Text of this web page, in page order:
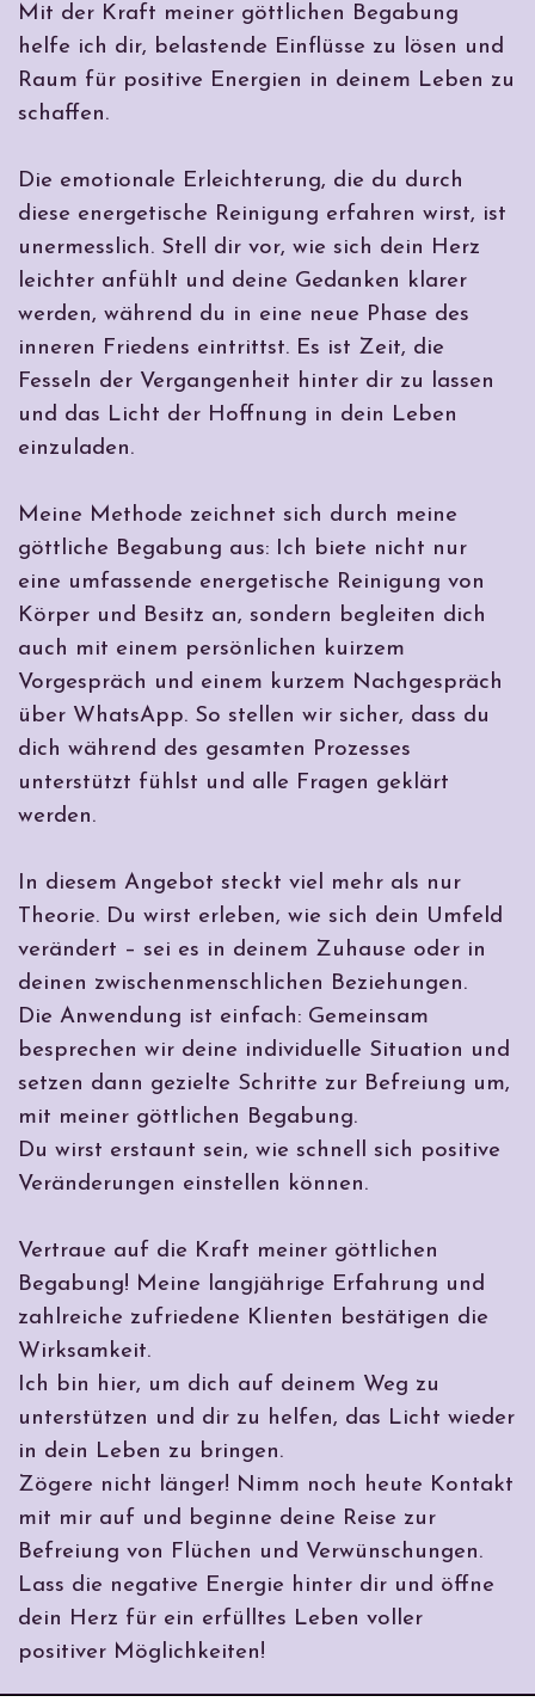
Mit der Kraft meiner göttlichen Begabung
helfe ich dir, belastende Einflüsse zu lösen und
Raum für positive Energien in deinem Leben zu
schaffen.
Die emotionale Erleichterung, die du durch
diese energetische Reinigung erfahren wirst, ist
unermesslich. Stell dir vor, wie sich dein Herz
leichter anfühlt und deine Gedanken klarer
werden, während du in eine neue Phase des
inneren Friedens eintrittst. Es ist Zeit, die
Fesseln der Vergangenheit hinter dir zu lassen
und das Licht der Hoffnung in dein Leben
einzuladen.
Meine Methode zeichnet sich durch meine
göttliche Begabung aus: Ich biete nicht nur
eine umfassende energetische Reinigung von
Körper und Besitz an, sondern begleiten dich
auch mit einem persönlichen kuirzem
Vorgespräch und einem kurzem Nachgespräch
über WhatsApp. So stellen wir sicher, dass du
dich während des gesamten Prozesses
unterstützt fühlst und alle Fragen geklärt
werden.
In diesem Angebot steckt viel mehr als nur
Theorie. Du wirst erleben, wie sich dein Umfeld
verändert – sei es in deinem Zuhause oder in
deinen zwischenmenschlichen Beziehungen.
Die Anwendung ist einfach: Gemeinsam
besprechen wir deine individuelle Situation und
setzen dann gezielte Schritte zur Befreiung um,
mit meiner göttlichen Begabung.
Du wirst erstaunt sein, wie schnell sich positive
Veränderungen einstellen können.
Vertraue auf die Kraft meiner göttlichen
Begabung! Meine langjährige Erfahrung und
zahlreiche zufriedene Klienten bestätigen die
Wirksamkeit.
Ich bin hier, um dich auf deinem Weg zu
unterstützen und dir zu helfen, das Licht wieder
in dein Leben zu bringen.
Zögere nicht länger! Nimm noch heute Kontakt
mit mir auf und beginne deine Reise zur
Befreiung von Flüchen und Verwünschungen.
Lass die negative Energie hinter dir und öffne
dein Herz für ein erfülltes Leben voller
positiver Möglichkeiten!